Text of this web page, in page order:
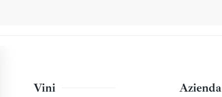
Vini Azienda